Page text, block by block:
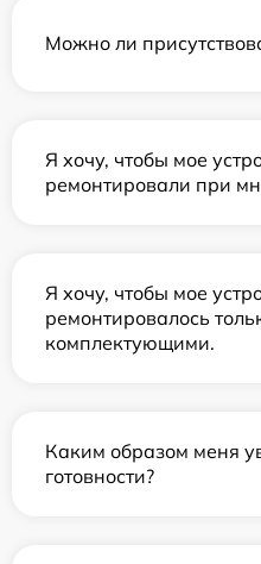
Можно ли
Я хочу, чтобы мое
ремонтировали при
Я хочу, чтобы мое
ремонтировалось
комплектующими.
Каким образом меня
готовности?